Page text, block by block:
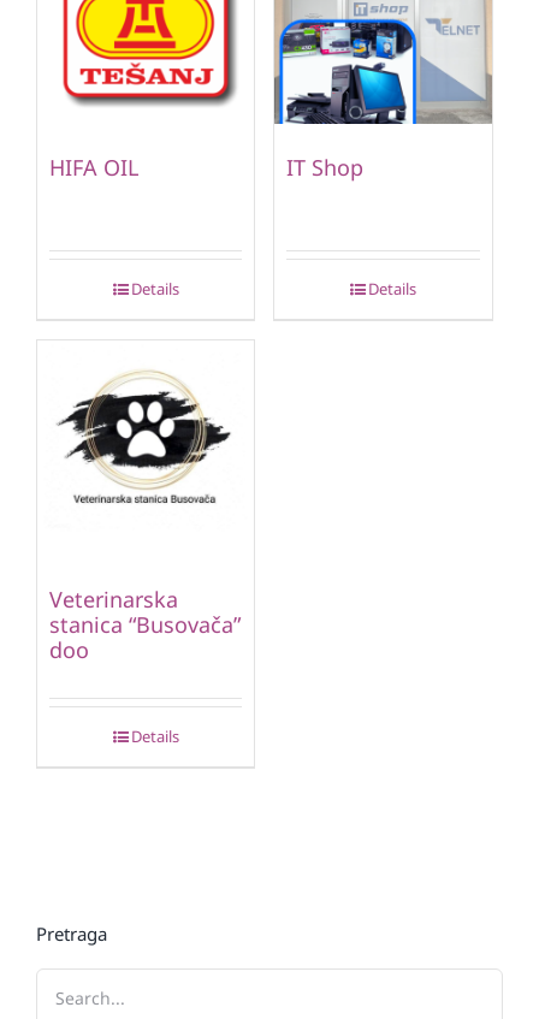
HIFA OIL
Details
IT Shop
Details
Veterinarska
stanica “Busovača”
doo
Details
Pretraga